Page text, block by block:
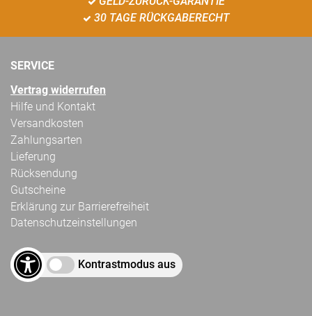
30 TAGE RÜCKGABERECHT
SERVICE
Vertrag widerrufen
Hilfe und Kontakt
Versandkosten
Zahlungsarten
Lieferung
Rücksendung
Gutscheine
Erklärung zur Barrierefreiheit
Datenschutzeinstellungen
Kontrastmodus aus